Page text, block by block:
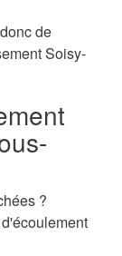
de
Soisy-
?